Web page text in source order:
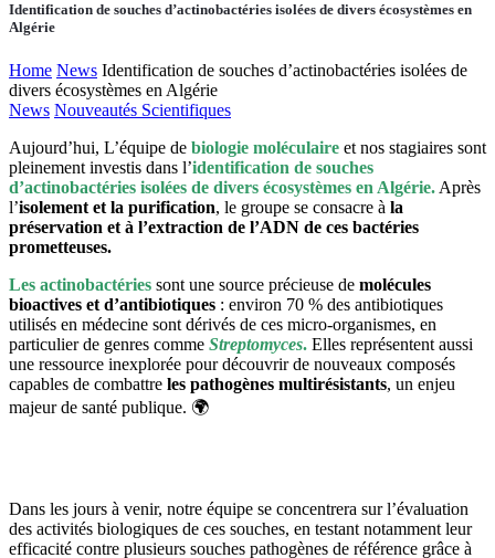
Identification de souches d’actinobactéries isolées de divers écosystèmes en
Algérie
Home News Identification de souches d’actinobactéries isolées de
divers écosystèmes en Algérie
News Nouveautés Scientifiques
Aujourd’hui, L’équipe de biologie moléculaire et nos stagiaires sont
pleinement investis dans l’identification de souches
d’actinobactéries isolées de divers écosystèmes en Algérie. Après
l’isolement et la purification, le groupe se consacre à la
préservation et à l’extraction de l’ADN de ces bactéries
prometteuses.
Les actinobactéries sont une source précieuse de molécules
bioactives et d’antibiotiques : environ 70 % des antibiotiques
utilisés en médecine sont dérivés de ces micro-organismes, en
particulier de genres comme Streptomyces. Elles représentent aussi
une ressource inexplorée pour découvrir de nouveaux composés
capables de combattre les pathogènes multirésistants, un enjeu
majeur de santé publique. 🌍
Dans les jours à venir, notre équipe se concentrera sur l’évaluation
des activités biologiques de ces souches, en testant notamment leur
efficacité contre plusieurs souches pathogènes de référence grâce à